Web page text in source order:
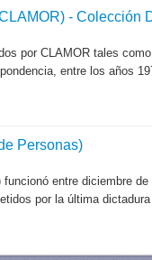
- Colección
por CLAMOR tales
entre los años
Personas)
entre diciembre de
por la última